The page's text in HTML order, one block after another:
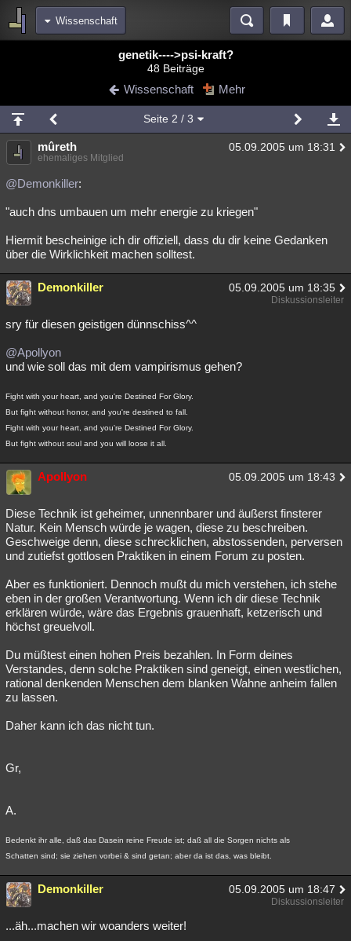
Wissenschaft
Blogs
Chat Wiki Neuigkeiten
meine Rubriken
Menschen Mystery Kriminalfälle
Spiritualität
Natur Umfragen Unterhaltung
weitere Rubriken
Philosophie Träume Orte Esoterik
Astronomie Helpdesk Gaming Filme
Musik Clash Verbesserungen
Besucht Teilgenommen Alle Neue
Lesenswert Schlüsselwörter
genetik---->psi-kraft?
48 Beiträge
Wissenschaft Mehr
Seite 2 / 3
mûreth 05.09.2005 um 18:31
ehemaliges Mitglied
@Demonkiller:
"auch dns umbauen um mehr energie zu kriegen"
Hiermit bescheinige ich dir offiziell, dass du dir keine Gedanken
über die Wirklichkeit machen solltest.
Demonkiller 05.09.2005 um 18:35
Diskussionsleiter
sry für diesen geistigen dünnschiss^^
@Apollyon
und wie soll das mit dem vampirismus gehen?
Fight with your heart, and you're Destined For Glory.
But fight without honor, and you're destined to fall.
Fight with your heart, and you're Destined For Glory.
But fight without soul and you will loose it all.
Apollyon 05.09.2005 um 18:43
Diese Technik ist geheimer, unnennbarer und äußerst finsterer
Natur. Kein Mensch würde je wagen, diese zu beschreiben.
Geschweige denn, diese schrecklichen, abstossenden, perversen
und zutiefst gottlosen Praktiken in einem Forum zu posten.
Aber es funktioniert. Dennoch mußt du mich verstehen, ich stehe
eben in der großen Verantwortung. Wenn ich dir diese Technik
erklären würde, wäre das Ergebnis grauenhaft, ketzerisch und
höchst greuelvoll.
Du müßtest einen hohen Preis bezahlen. In Form deines
Verstandes, denn solche Praktiken sind geneigt, einen westlichen,
rational denkenden Menschen dem blanken Wahne anheim fallen
zu lassen.
Daher kann ich das nicht tun.
Gr,
A.
Bedenkt ihr alle, daß das Dasein reine Freude ist; daß all die Sorgen nichts als
Schatten sind; sie ziehen vorbei & sind getan; aber da ist das, was bleibt.
Demonkiller 05.09.2005 um 18:47
Diskussionsleiter
...äh...machen wir woanders weiter!